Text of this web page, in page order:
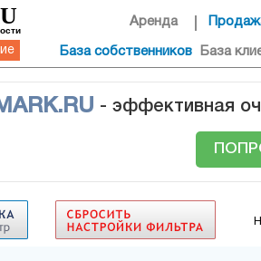
Аренда
База собственников База
- эффективная